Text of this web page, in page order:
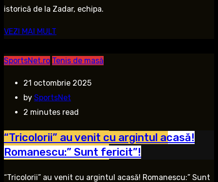
istorică de la Zadar, echipa.
VEZI MAI MULT
SportsNet.ro Tenis de masă
21 octombrie 2025
by SportsNet
2 minutes read
“Tricolorii” au venit cu argintul acasă!
Romanescu:” Sunt fericit”!
“Tricolorii” au venit cu argintul acasă! Romanescu:” Sunt